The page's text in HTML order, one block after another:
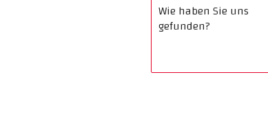
Wie haben Sie uns
gefunden?